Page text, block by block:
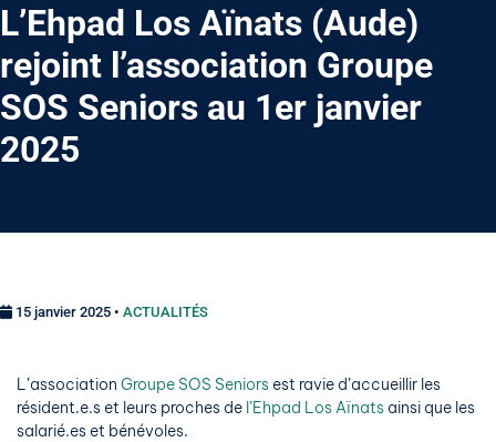
L’Ehpad Los Aïnats (Aude)
rejoint l’association Groupe
SOS Seniors au 1er janvier
2025
15 janvier 2025 • ACTUALITÉS
L’association Groupe SOS Seniors est ravie d’accueillir les
résident.e.s et leurs proches de l’Ehpad Los Aïnats ainsi que les
salarié.es et bénévoles.